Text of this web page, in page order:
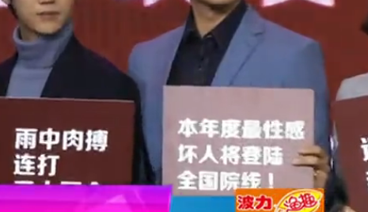
循环播放
跳过片头片尾
画面色彩调整
饱和度 100
对比度 100